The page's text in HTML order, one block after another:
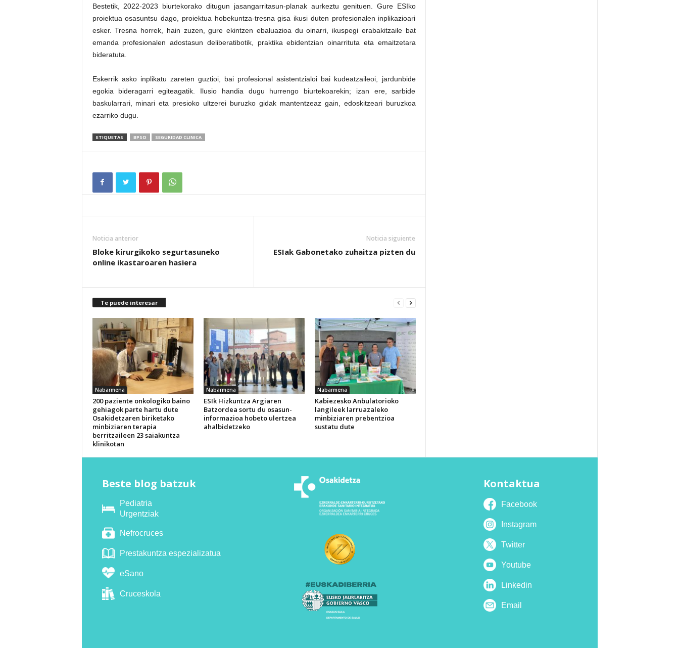
Bestetik, 2022-2023 biurtekorako ditugun jasangarritasun-planak aurkeztu genituen. Gure ESIko
proiektua osasuntsu dago, proiektua hobekuntza-tresna gisa ikusi duten profesionalen inplikazioari
esker. Tresna horrek, hain zuzen, gure ekintzen ebaluazioa du oinarri, ikuspegi erabakitzaile bat
emanda profesionalen adostasun deliberatibotik, praktika ebidentzian oinarrituta eta emaitzetara
bideratuta.
Eskerrik asko inplikatu zareten guztioi, bai profesional asistentzialoi bai kudeatzaileoi, jardunbide
egokia bideragarri egiteagatik. Ilusio handia dugu hurrengo biurtekoarekin; izan ere, sarbide
baskularrari, minari eta presioko ultzerei buruzko gidak mantentzeaz gain, edoskitzeari buruzkoa
ezarriko dugu.
ETIQUETAS BPSO SEGURIDAD CLINICA
Noticia anterior
Bloke kirurgikoko segurtasuneko
online ikastaroaren hasiera
Noticia siguiente
ESIak Gabonetako zuhaitza pizten du
Te puede interesar
Nabarmena
200 paziente onkologiko baino
gehiagok parte hartu dute
Osakidetzaren biriketako
minbiziaren terapia
berritzaileen 23 saiakuntza
klinikotan
Nabarmena
ESIk Hizkuntza Argiaren
Batzordea sortu du osasun-
informazioa hobeto ulertzea
ahalbidetzeko
Nabarmena
Kabiezesko Anbulatorioko
langileek larruazaleko
minbiziaren prebentzioa
sustatu dute
Beste blog batzuk
Pediatria
Urgentziak
Nefrocruces
Prestakuntza espezializatua
eSano
Cruceskola
Kontaktua
Facebook
Instagram
Twitter
Youtube
Linkedin
Email